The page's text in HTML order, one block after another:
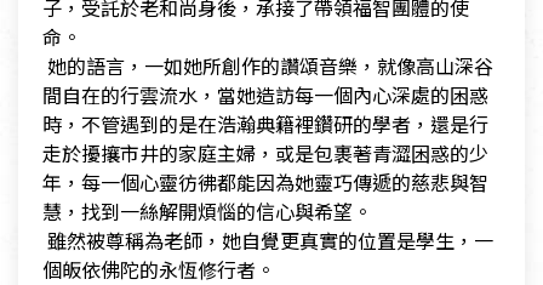
子，受託於老和尚身後，承接了帶領福智團體的使
命。
​ 她的語言，一如她所創作的讚頌音樂，就像高山深谷
間自在的行雲流水，當她造訪每一個內心深處的困惑
時，不管遇到的是在浩瀚典籍裡鑽研的學者，還是行
走於擾攘市井的家庭主婦，或是包裹著青澀困惑的少
年，每一個心靈彷彿都能因為她靈巧傳遞的慈悲與智
慧，找到一絲解開煩惱的信心與希望。
​ 雖然被尊稱為老師，她自覺更真實的位置是學生，一
個皈依佛陀的永恆修行者。